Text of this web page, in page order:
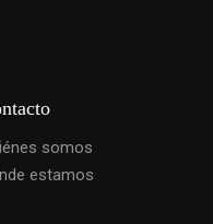
somos
estamos